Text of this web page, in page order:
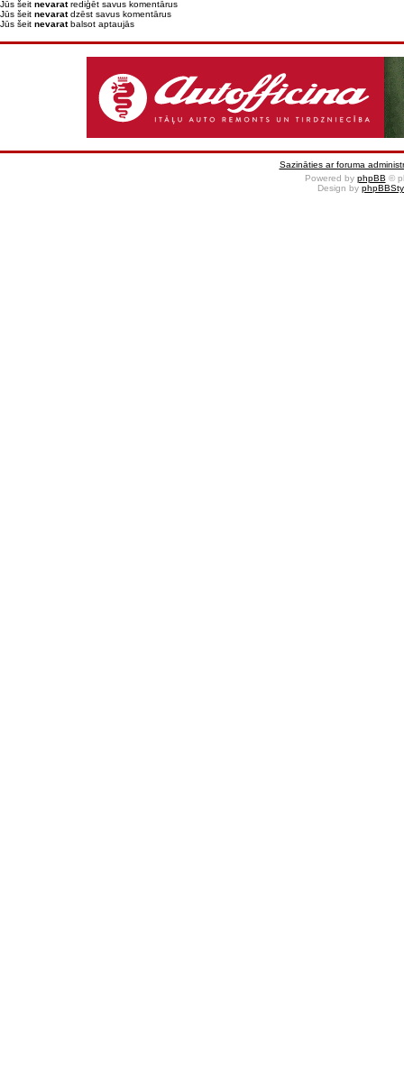
Jūs šeit nevaratrediģēt savus komentārus
Jūs šeit nevaratdzēst savus komentārus
Jūs šeit nevaratbalsot aptaujās
Sazināties ar foruma
Powered by phpBB ©
Design by